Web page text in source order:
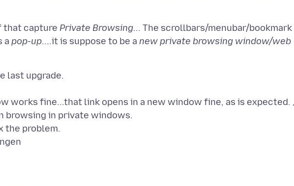
that capture Private Browsing... The scrollbars/menubar/bookmark
a pop-up....it is suppose to be a new private browsing window/web
last upgrade.
works fine...that link opens in a new window fine, as is expected. ,
browsing in private windows.